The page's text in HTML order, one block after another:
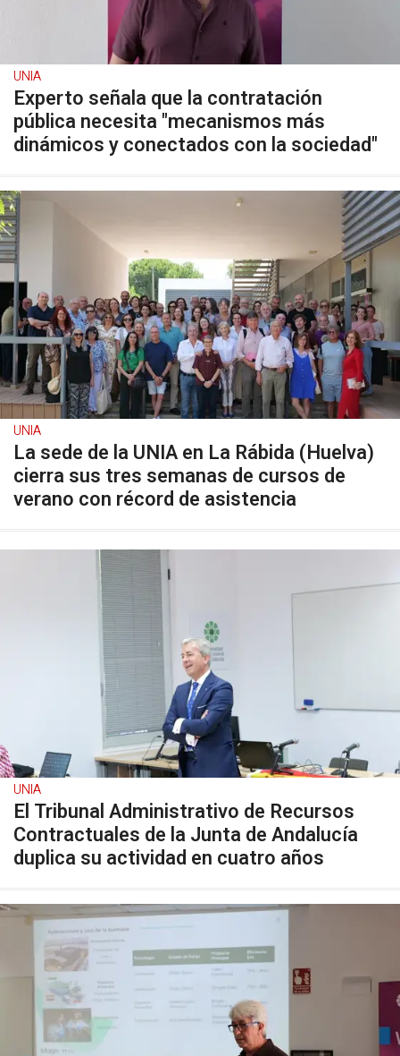
UNIA
Experto señala que la contratación
pública necesita "mecanismos más
dinámicos y conectados con la sociedad"
UNIA
La sede de la UNIA en La Rábida (Huelva)
cierra sus tres semanas de cursos de
verano con récord de asistencia
UNIA
El Tribunal Administrativo de Recursos
Contractuales de la Junta de Andalucía
duplica su actividad en cuatro años